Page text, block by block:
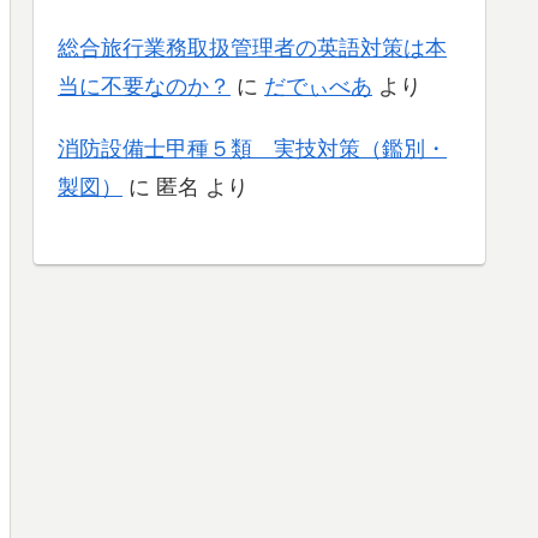
総合旅行業務取扱管理者の英語対策は本
当に不要なのか？ に だでぃべあ より
消防設備士甲種５類 実技対策（鑑別・
製図）
に 匿名 より